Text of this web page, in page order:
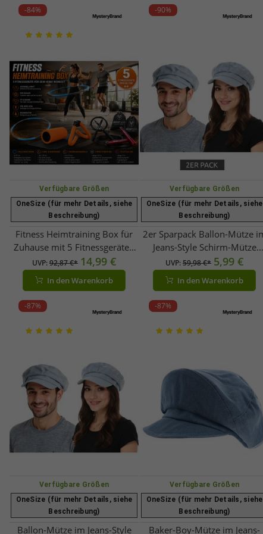
-84%
Verfügbare Größen
OneSize (für mehr Details, siehe
Beschreibung)
Fitness Heimtraining Box für
Zuhause mit 5 Fitnessgeräten
für dein Workout – Hula Hoop,
Arm- & Beintrainer,
Faszienrolle & 2 Springseile
UVP:92,87 €* 14,99 €
In den Warenkorb
-90%
Verfügbare Größen
OneSize (für mehr Details, siehe
Beschreibung)
2er Sparpack Ballon-Mütze
Jeans-Style Schirm-Mütze
Baker-Boy-Mütze
Kopfbedeckung Sommer-Cap
4606M K248136 Blau
UVP:59,98 €* 5,99 €
In den Warenkorb
-87%
Verfügbare Größen
OneSize (für mehr Details, siehe
Beschreibung)
Ballon-Mütze im Jeans-Style
-87%
Verfügbare Größen
OneSize (für mehr Details, siehe
Beschreibung)
Baker-Boy-Mütze im Jeans-